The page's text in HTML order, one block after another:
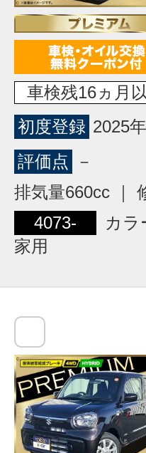
車検残16ヵ月
初度登録 2025
評価点
－
排気量660cc ｜
4073-
カラ
家用